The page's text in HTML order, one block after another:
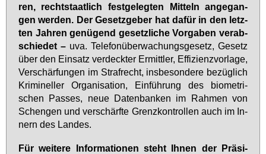
ren, recht­staat­lich fest­ge­leg­ten Mit­teln an­ge­gan­
gen wer­den. Der Ge­setz­ge­ber hat da­für in den letz­
ten Jah­ren ge­nü­gend ge­setz­li­che Vor­ga­ben ver­ab­
schie­det – uva. Te­le­fon­über­wa­chungs­ge­setz, Ge­setz
über den Ein­satz ver­deck­ter Er­mitt­ler, Ef­fi­zi­enz­vor­la­ge,
Ver­schär­fun­gen im Straf­recht, ins­be­son­de­re be­züg­lich
Kri­mi­nel­ler Or­ga­ni­sa­ti­on, Ein­füh­rung des bio­me­tri­
schen Pas­ses, neue Da­ten­ban­ken im Rah­men von
Schen­gen und ver­schärf­te Grenz­kon­trol­len auch im In­
nern des Lan­des.
Für wei­te­re In­for­ma­tio­nen steht Ih­nen der Prä­si­